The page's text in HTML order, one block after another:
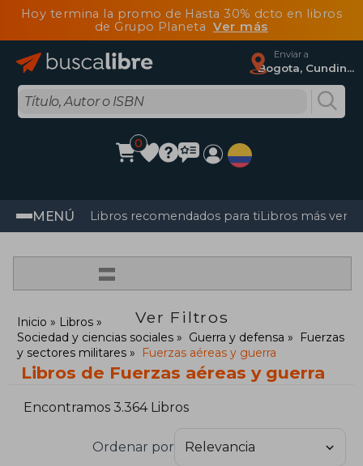
Hoy termina la promo de Hasta 30% dcto en libros
de Grupo Planeta Ver más
Enviar a
Bogota, Cundinamarca
0
MENÚ Libros recomendados para tiLibros más
=
Ver Filtros
Inicio
Libros
Sociedad y ciencias sociales
Guerra y defensa
Fuerzas
y sectores militares
Fuerzas aéreas y guerra
Libros de Fuerzas aéreas y guerra
Encontramos 3.364 Libros
Ordenar por